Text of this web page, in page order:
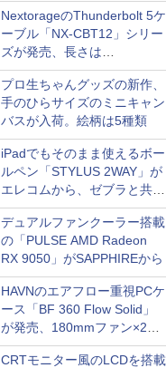
セール
NextorageのThunderbolt 5ケ
ーブル「NX-CBT12」シリー
ズが発売、長さは
30cm/50cm/1mの3種類
プロ生ちゃんグッズの新作、
手のひらサイズのミニキャン
バスが入荷。絵柄は5種類
iPadでもそのまま使えるボー
ルペン「STYLUS 2WAY」が
エレコムから、ゼブラと共同
開発
デュアルファンクーラー搭載
の「PULSE AMD Radeon
RX 9050」がSAPPHIREから
HAVNのエアフロー重視PCケ
ース「BF 360 Flow Solid」
が発売、180mmファン×2搭
載
CRTモニター風のLCDを搭載